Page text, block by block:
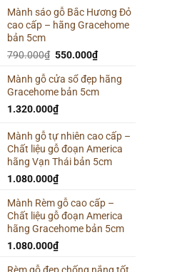
5 sao
là:
200.000₫.
tại
là:
Mành sáo gỗ Bắc Hương Đỏ
cao cấp – hãng Gracehome
bản 5cm
790.000₫ Giá
là:
790.000₫.
550.000₫Giá
tại
là:
Mành gỗ cửa sổ đẹp hãng
Gracehome bản 5cm
1.320.000₫
Mành gỗ tự nhiên cao cấp –
Chất liệu gỗ đoạn America
hãng Vạn Thái bản 5cm
1.080.000₫
Mành Rèm gỗ cao cấp –
Chất liệu gỗ đoạn America
hãng Gracehome bản 5cm
1.080.000₫